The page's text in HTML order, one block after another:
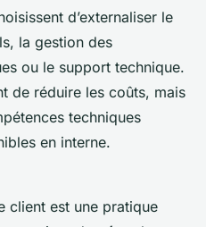
d’externaliser le
la gestion des
ou le support technique.
de réduire les coûts, mais
techniques
en interne.
client est une pratique